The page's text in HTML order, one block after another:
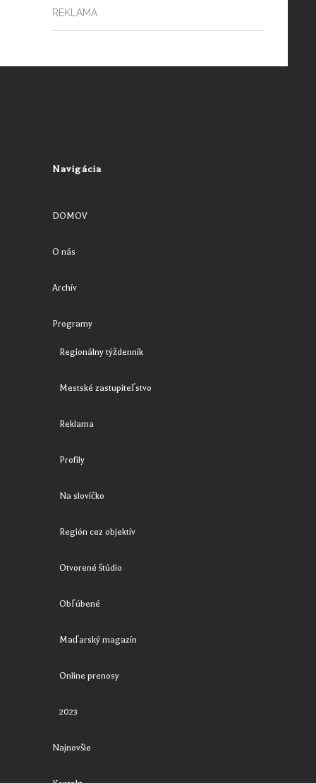
REKLAMA
Navigácia
DOMOV
O nás
Archív
Programy
Regionálny týždenník
Mestské zastupiteľstvo
Reklama
Profily
Na slovíčko
Región cez objektív
Otvorené štúdio
Obľúbené
Maďarský magazín
Online prenosy
2023
Najnovšie